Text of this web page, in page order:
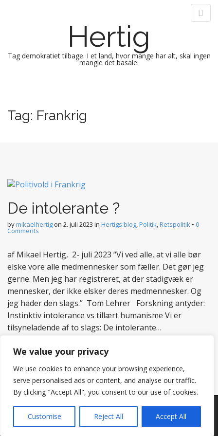
We value your privacy
We use cookies to enhance your browsing experience,
serve personalised ads or content, and analyse our traffic.
By clicking "Accept All", you consent to our use of cookies.
Customise Reject All Accept All
Hertig
Tag demokratiet tilbage. I et land, hvor mange har alt, skal ingen
mangle det basale.
i
n
p
t
e
Tag: Frankrig
De intolerante ?
bymikaelhertigon 2. juli 2023 in Hertigs blog,Politik,Retspolitik • 0
Comments
af Mikael Hertig, 2- juli 2023 “Vi ved alle, at vi alle bør
elske vore alle medmennesker som fæller. Det gør jeg
gerne. Men jeg har registreret, at der stadigvæk er
mennesker, der ikke elsker deres medmennesker. Og
jeg hader den slags.” Tom Lehrer Forskning antyder:
Instinktiv intolerance vs tillært humanisme Vi er
tilsyneladende af to slags: De intolerante…
Read more
Copyright © 2026Hertig . All Rights Reserved.
The Matheson Theme by bavotasan.com.